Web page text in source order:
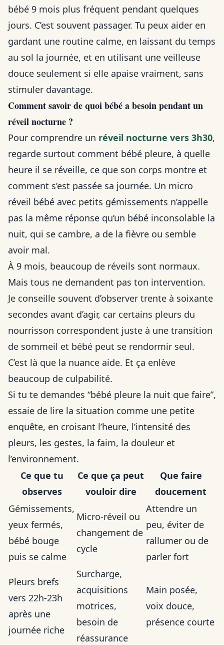
bébé 9 mois plus fréquent pendant quelques
jours. C’est souvent passager. Tu peux aider en
gardant une routine calme, en laissant du temps
au sol la journée, et en utilisant une veilleuse
douce seulement si elle apaise vraiment, sans
stimuler davantage.
Comment savoir de quoi bébé a besoin pendant un
réveil nocturne ?
Pour comprendre un réveil nocturne vers 3h30,
regarde surtout comment bébé pleure, à quelle
heure il se réveille, ce que son corps montre et
comment s’est passée sa journée. Un micro
réveil bébé avec petits gémissements n’appelle
pas la même réponse qu’un bébé inconsolable la
nuit, qui se cambre, a de la fièvre ou semble
avoir mal.
À 9 mois, beaucoup de réveils sont normaux.
Mais tous ne demandent pas ton intervention.
Je conseille souvent d’observer trente à soixante
secondes avant d’agir, car certains pleurs du
nourrisson correspondent juste à une transition
de sommeil et bébé peut se rendormir seul.
C’est là que la nuance aide. Et ça enlève
beaucoup de culpabilité.
Si tu te demandes “bébé pleure la nuit que faire”,
essaie de lire la situation comme une petite
enquête, en croisant l’heure, l’intensité des
pleurs, les gestes, la faim, la douleur et
l’environnement.
Ce que tu
observes
Ce que ça peut
vouloir dire
Que faire
doucement
Gémissements,
yeux fermés,
bébé bouge
puis se calme
Micro-réveil ou
changement de
cycle
Attendre un
peu, éviter de
rallumer ou de
parler fort
Pleurs brefs
vers 22h-23h
après une
journée riche
Surcharge,
acquisitions
motrices,
besoin de
réassurance
Main posée,
voix douce,
présence courte